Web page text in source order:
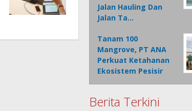
Jalan Hauling Dan
Jalan Ta…
Tanam 100
Mangrove, PT ANA
Perkuat Ketahanan
Ekosistem Pesisir
Berita Terkini